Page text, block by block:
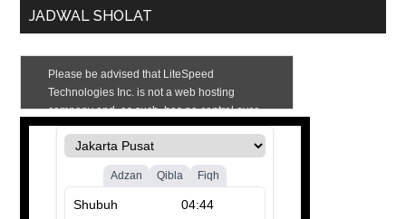
JADWAL SHOLAT